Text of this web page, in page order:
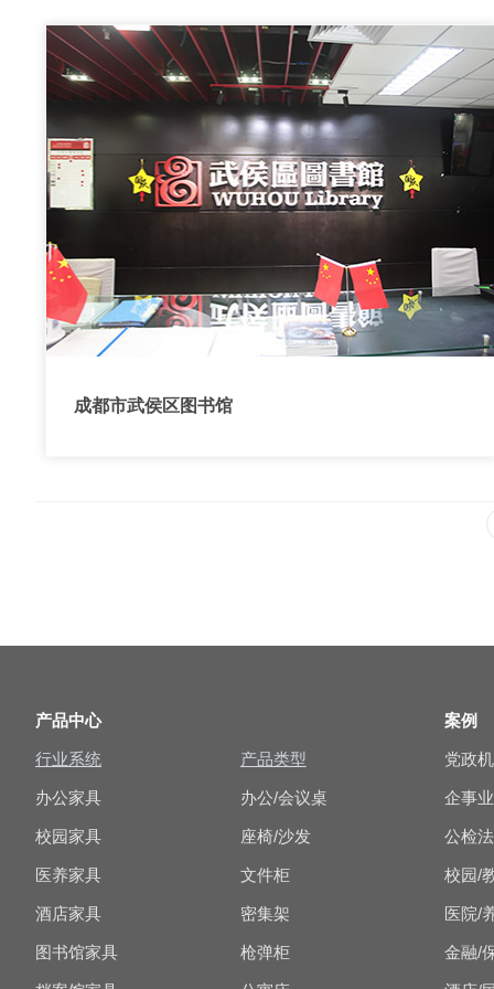
成都市武侯区图书馆
产品中心
行业系统
办公家具
校园家具
医养家具
酒店家具
图书馆家具
产品类型
办公/会议桌
座椅/沙发
文件柜
密集架
枪弹柜
案例
党政
企事
公检法
校园/
医院/
金融/